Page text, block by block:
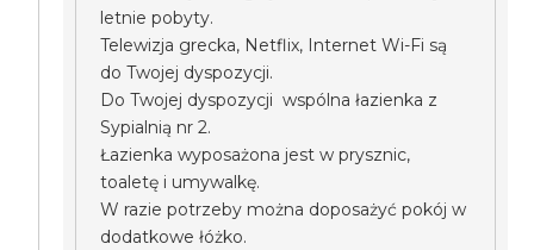
letnie pobyty.
Telewizja grecka, Netflix, Internet Wi-Fi są
do Twojej dyspozycji.
Do Twojej dyspozycji wspólna łazienka z
Sypialnią nr 2.
Łazienka wyposażona jest w prysznic,
toaletę i umywalkę.
W razie potrzeby można doposażyć pokój w
dodatkowe łóżko.